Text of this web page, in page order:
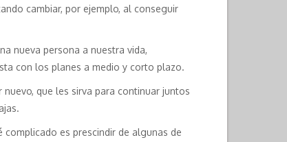
cambiar, por ejemplo, al conseguir
nueva persona a nuestra vida,
con los planes a medio y corto plazo.
que les sirva para continuar juntos
es prescindir de algunas de